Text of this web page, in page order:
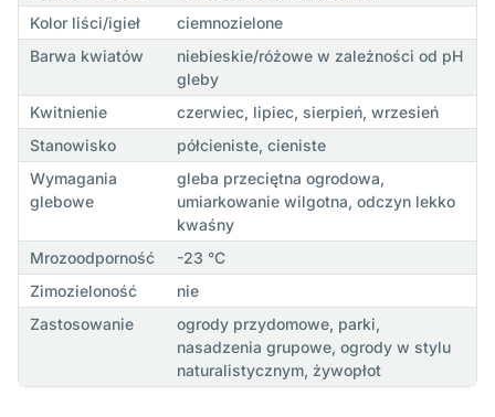
Kolor liści/igieł
ciemnozielone
Barwa kwiatów
niebieskie/różowe w zależności od pH
gleby
Kwitnienie
czerwiec, lipiec, sierpień, wrzesień
Stanowisko
półcieniste, cieniste
Wymagania
glebowe
gleba przeciętna ogrodowa,
umiarkowanie wilgotna, odczyn lekko
kwaśny
Mrozoodporność
-23 °C
Zimozieloność
nie
Zastosowanie
ogrody przydomowe, parki,
nasadzenia grupowe, ogrody w stylu
naturalistycznym, żywopłot